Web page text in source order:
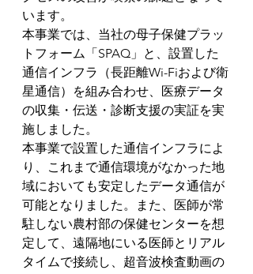
います。
本事業では、当社の母子保健プラッ
トフォーム「SPAQ」と、設置した
通信インフラ（長距離Wi-Fiおよび衛
星通信）を組み合わせ、医療データ
の収集・伝送・診断支援の実証を実
施しました。
本事業で設置した通信インフラによ
り、これまで通信環境がなかった地
域においても安定したデータ通信が
可能となりました。また、医師が常
駐しない農村部の保健センターを想
定して、遠隔地にいる医師とリアル
タイムで接続し、超音波検査動画の